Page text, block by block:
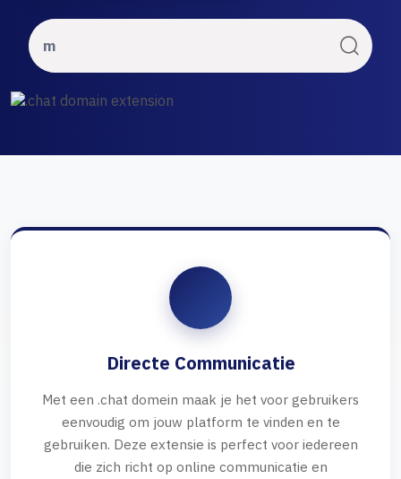
Directe Communicatie
Met een .chat domein maak je het voor gebruikers
eenvoudig om jouw platform te vinden en te
gebruiken. Deze extensie is perfect voor iedereen
die zich richt op online communicatie en